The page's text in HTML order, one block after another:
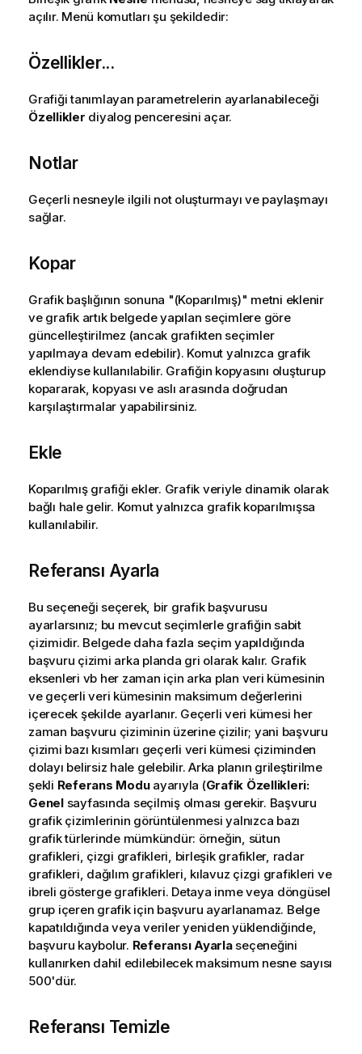
açılır. Menü komutları şu şekildedir:
Özellikler...
Grafiği tanımlayan parametrelerin ayarlanabileceği
Özellikler diyalog penceresini açar.
Notlar
Geçerli nesneyle ilgili not oluşturmayı ve paylaşmayı
sağlar.
Kopar
Grafik başlığının sonuna "(Koparılmış)" metni eklenir
ve grafik artık belgede yapılan seçimlere göre
güncelleştirilmez (ancak grafikten seçimler
yapılmaya devam edebilir). Komut yalnızca grafik
eklendiyse kullanılabilir. Grafiğin kopyasını oluşturup
kopararak, kopyası ve aslı arasında doğrudan
karşılaştırmalar yapabilirsiniz.
Ekle
Koparılmış grafiği ekler. Grafik veriyle dinamik olarak
bağlı hale gelir. Komut yalnızca grafik koparılmışsa
kullanılabilir.
Referansı Ayarla
Bu seçeneği seçerek, bir grafik başvurusu
ayarlarsınız; bu mevcut seçimlerle grafiğin sabit
çizimidir. Belgede daha fazla seçim yapıldığında
başvuru çizimi arka planda gri olarak kalır. Grafik
eksenleri vb her zaman için arka plan veri kümesinin
ve geçerli veri kümesinin maksimum değerlerini
içerecek şekilde ayarlanır. Geçerli veri kümesi her
zaman başvuru çiziminin üzerine çizilir; yani başvuru
çizimi bazı kısımları geçerli veri kümesi çiziminden
dolayı belirsiz hale gelebilir. Arka planın grileştirilme
şekli Referans Moduayarıyla (Grafik Özellikleri:
Genelsayfasında seçilmiş olması gerekir. Başvuru
grafik çizimlerinin görüntülenmesi yalnızca bazı
grafik türlerinde mümkündür: örneğin, sütun
grafikleri, çizgi grafikleri, birleşik grafikler, radar
grafikleri, dağılım grafikleri, kılavuz çizgi grafikleri ve
ibreli gösterge grafikleri. Detaya inme veya döngüsel
grup içeren grafik için başvuru ayarlanamaz. Belge
kapatıldığında veya veriler yeniden yüklendiğinde,
başvuru kaybolur. Referansı Ayarlaseçeneğini
kullanırken dahil edilebilecek maksimum nesne sayısı
500'dür.
Referansı Temizle